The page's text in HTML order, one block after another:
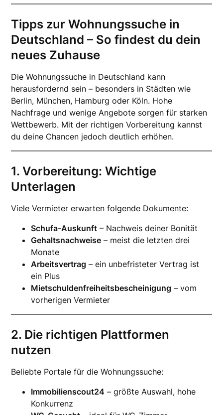
Tipps zur Wohnungssuche in
Deutschland – So findest du dein
neues Zuhause
Die Wohnungssuche in Deutschland kann
herausfordernd sein – besonders in Städten wie
Berlin, München, Hamburg oder Köln. Hohe
Nachfrage und wenige Angebote sorgen für starken
Wettbewerb. Mit der richtigen Vorbereitung kannst
du deine Chancen jedoch deutlich erhöhen.
1. Vorbereitung: Wichtige
Unterlagen
Viele Vermieter erwarten folgende Dokumente:
Schufa-Auskunft – Nachweis deiner Bonität
Gehaltsnachweise – meist die letzten drei
Monate
Arbeitsvertrag – ein unbefristeter Vertrag ist
ein Plus
Mietschuldenfreiheitsbescheinigung – vom
vorherigen Vermieter
2. Die richtigen Plattformen
nutzen
Beliebte Portale für die Wohnungssuche:
Immobilienscout24 – größte Auswahl, hohe
Konkurrenz